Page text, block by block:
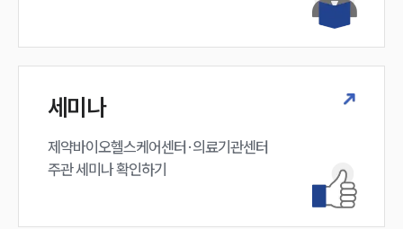
세미나
제약바이오헬스케어센터·의료기관센터
주관 세미나 확인하기